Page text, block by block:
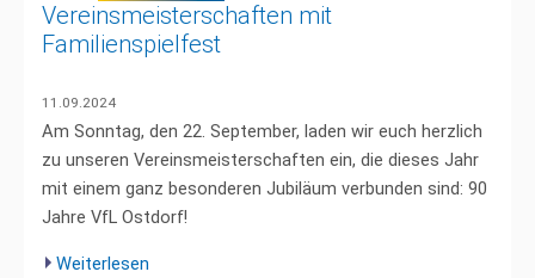
Vereinsmeisterschaften mit
Familienspielfest
11.09.2024
Am Sonntag, den 22. September, laden wir euch herzlich
zu unseren Vereinsmeisterschaften ein, die dieses Jahr
mit einem ganz besonderen Jubiläum verbunden sind: 90
Jahre VfL Ostdorf!
Weiterlesen